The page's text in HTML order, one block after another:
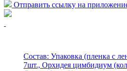
Отправить ссылку на
Состав: Упаковка (пленка с
7шт., Орхидея цимбидиум